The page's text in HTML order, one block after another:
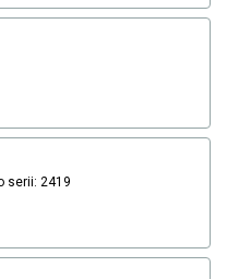
serii: 2419